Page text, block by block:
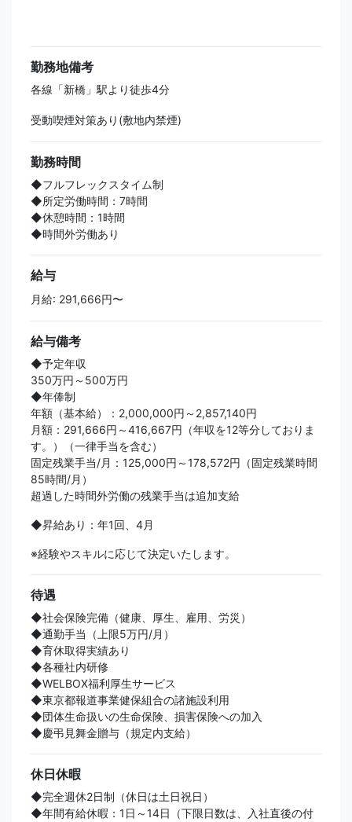
勤務地備考
各線「新橋」駅より徒歩4分
受動喫煙対策あり(敷地内禁煙)
勤務時間
◆フルフレックスタイム制
◆所定労働時間：7時間
◆休憩時間：1時間
◆時間外労働あり
給与
月給: 291,666円〜
給与備考
◆予定年収
350万円～500万円
◆年俸制
年額（基本給）：2,000,000円～2,857,140円
月額：291,666円～416,667円（年収を12等分しておりま
す。）（一律手当を含む）
固定残業手当/月：125,000円～178,572円（固定残業時間
85時間/月）
超過した時間外労働の残業手当は追加支給
◆昇給あり：年1回、4月
※経験やスキルに応じて決定いたします。
待遇
◆社会保険完備（健康、厚生、雇用、労災）
◆通勤手当（上限5万円/月）
◆育休取得実績あり
◆各種社内研修
◆WELBOX福利厚生サービス
◆東京都報道事業健保組合の諸施設利用
◆団体生命扱いの生命保険、損害保険への加入
◆慶弔見舞金贈与（規定内支給）
休日休暇
◆完全週休2日制（休日は土日祝日）
◆年間有給休暇：1日～14日（下限日数は、入社直後の付